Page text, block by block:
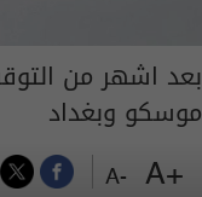
+A
-A
بعد اشهر من
موسكو وبغداد
10:35 | 2026-08-04